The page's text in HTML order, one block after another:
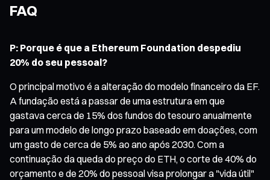
FAQ
P: Porque é que a Ethereum Foundation despediu
20% do seu pessoal?
O principal motivo é a alteração do modelo financeiro da EF.
A fundação está a passar de uma estrutura em que
gastava cerca de 15% dos fundos do tesouro anualmente
para um modelo de longo prazo baseado em doações, com
um gasto de cerca de 5% ao ano após 2030. Com a
continuação da queda do preço do ETH, o corte de 40% do
orçamento e de 20% do pessoal visa prolongar a "vida útil"